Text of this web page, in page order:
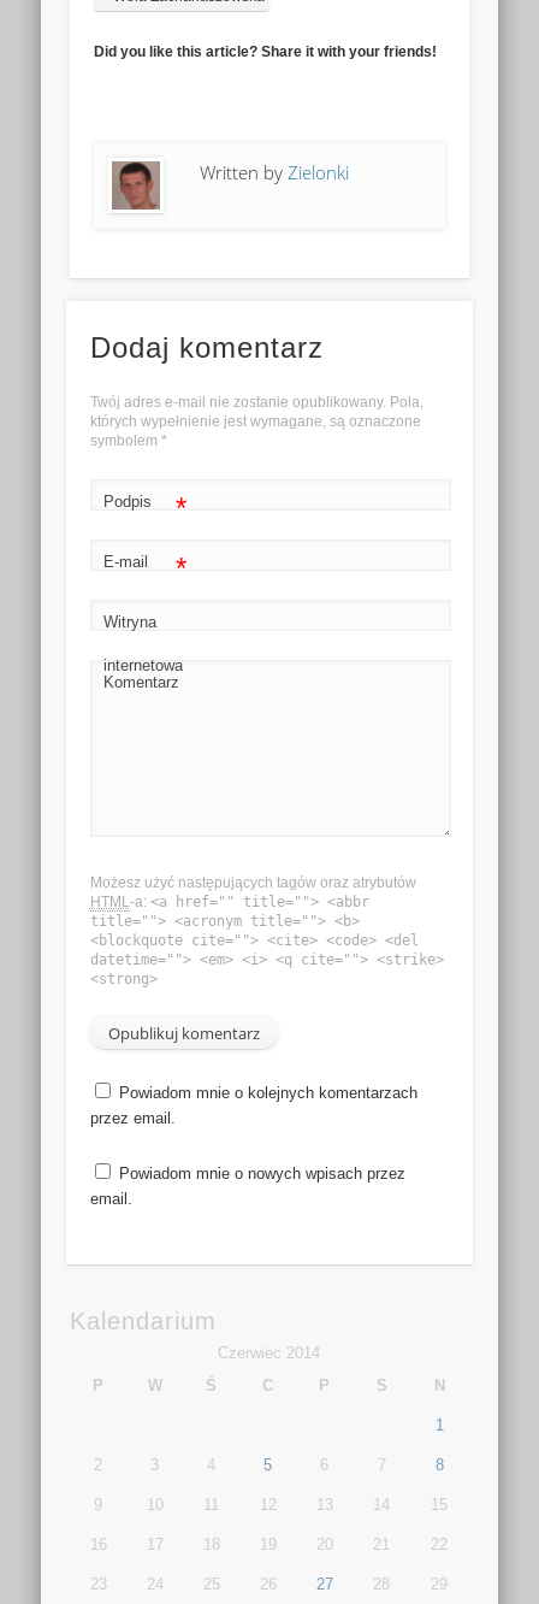
Did you like this article? Share it with your friends!
Written byZielonki
Dodaj komentarz
Twój adres e-mail nie zostanie opublikowany. Pola,
których wypełnienie jest wymagane, są oznaczone
symbolem *
Podpis *
E-mail *
Witryna
internetowa
Komentarz
Możesz użyć następujących tagów oraz atrybutów
HTML-a: <a href="" title=""> <abbr
title=""> <acronym title=""> <b>
<blockquote cite=""> <cite> <code> <del
datetime=""> <em> <i> <q cite=""> <strike>
<strong>
Powiadom mnie o kolejnych komentarzach
przez email.
Powiadom mnie o nowych wpisach przez
email.
Kalendarium
Czerwiec 2014
P
W Ś C P S N
1
2 3 4 5 6 7 8
9 10 11 12 13 14 15
16 17 18 19 20 21 22
23 24 25 26 27 28 29